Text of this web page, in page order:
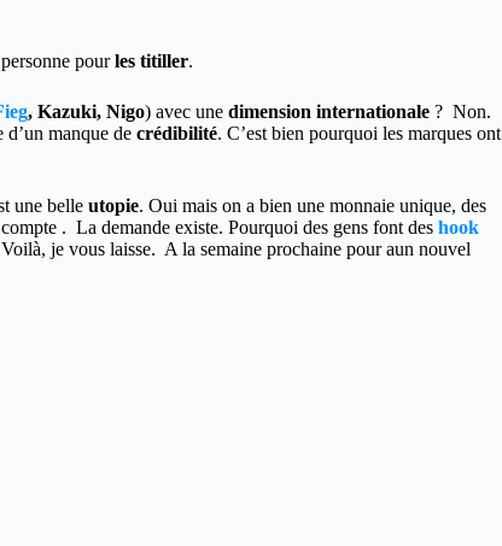
pourles titiller.
, Kazuki, Nigo) avec une dimension internationale ? Non.
manque de crédibilité. C’est bien pourquoi les marques ont
une belle utopie. Oui mais on a bien une monnaie unique, des
. La demande existe. Pourquoi des gens font des hook
je vous laisse. A la semaine prochaine pour aun nouvel